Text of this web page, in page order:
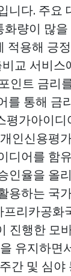
니다. 주요
화량이 많
적용해 긍
교 서비
인트 금리
를 통해 금
평가아이
인신용평
디어를 함
인율을 올
용하는 국
프리카공
진행한 모
유지하
간 및 심